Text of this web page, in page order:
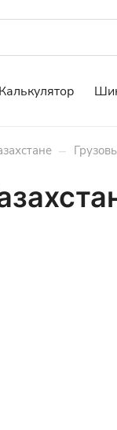
Калькулятор
–